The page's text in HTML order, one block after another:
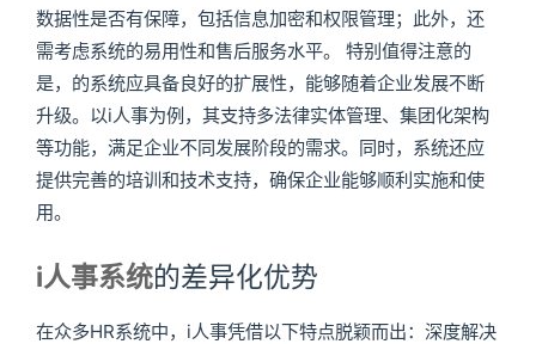
数据性是否有保障，包括信息加密和权限管理；此外，还
需考虑系统的易用性和售后服务水平。 特别值得注意的
是，的系统应具备良好的扩展性，能够随着企业发展不断
升级。以i人事为例，其支持多法律实体管理、集团化架构
等功能，满足企业不同发展阶段的需求。同时，系统还应
提供完善的培训和技术支持，确保企业能够顺利实施和使
用。
i人事系统的差异化优势
在众多HR系统中，i人事凭借以下特点脱颖而出：深度解决